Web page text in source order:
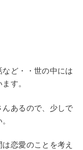
ど・・世の中には
す。
あるので、少しで
恋愛のことを考え